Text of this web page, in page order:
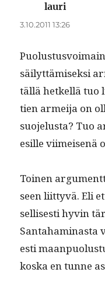
lauri
3.10.2011 13:26
säi­lyt­tämisek­si
täl­lä het­kel­lä tuo
tien armei­ja on
suo­jelus­ta? Tuo
esille viimeisenä
Toinen
seen liit­tyvä. Eli
sel­lis­es­ti hyvin
es­ti
kos­ka en tunne